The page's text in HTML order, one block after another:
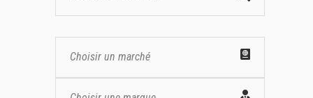
Choisir un marché